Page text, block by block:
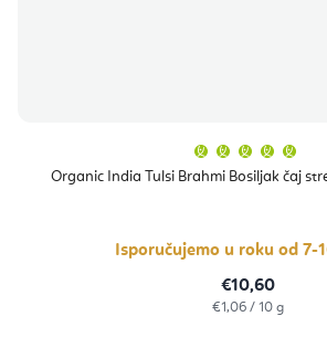
Organic India Tulsi Brahmi Bosiljak čajje
Isporučujemo u roku od 7-
€10,60
Izračunaj
€1,06 / 10 g